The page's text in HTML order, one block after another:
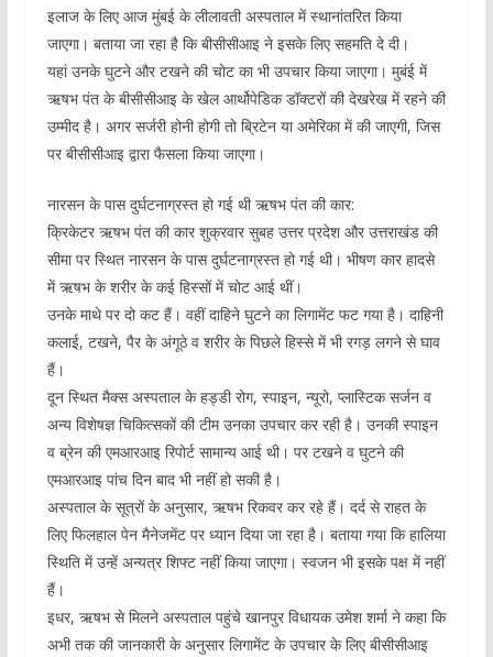
इलाज के लिए आज मुंबई के लीलावती अस्‍पताल में स्थानांतरित किया
जाएगा। बताया जा रहा है कि बीसीसीआइ ने इसके लिए सहमति दे दी।
यहां उनके घुटने और टखने की चोट का भी उपचार किया जाएगा। मुबंई में
ऋषभ पंत के बीसीसीआइ के खेल आर्थोपेडिक डॉक्‍टरों की देखरेख में रहने की
उम्मीद है। अगर सर्जरी होनी होगी तो ब्रिटेन या अमेरिका में की जाएगी, जिस
पर बीसीसीआइ द्वारा फैसला किया जाएगा।
नारसन के पास दुर्घटनाग्रस्त हो गई थी ऋषभ पंत की कार:
क्रिकेटर ऋषभ पंत की कार शुक्रवार सुबह उत्तर प्रदेश और उत्तराखंड की
सीमा पर स्थित नारसन के पास दुर्घटनाग्रस्त हो गई थी। भीषण कार हादसे
में ऋषभ के शरीर के कई हिस्सों में चोट आई थीं।
उनके माथे पर दो कट हैं। वहीं दाहिने घुटने का लिगामेंट फट गया है। दाहिनी
कलाई, टखने, पैर के अंगूठे व शरीर के पिछले हिस्से में भी रगड़ लगने से घाव
हैं।
दून स्थित मैक्स अस्पताल के हड्डी रोग, स्पाइन, न्यूरो, प्लास्टिक सर्जन व
अन्य विशेषज्ञ चिकित्सकों की टीम उनका उपचार कर रही है। उनकी स्पाइन
व ब्रेन की एमआरआइ रिपोर्ट सामान्य आई थी। पर टखने व घुटने की
एमआरआइ पांच दिन बाद भी नहीं हो सकी है।
अस्पताल के सूत्रों के अनुसार, ऋषभ रिकवर कर रहे हैं। दर्द से राहत के
लिए फिलहाल पेन मैनेजमेंट पर ध्यान दिया जा रहा है। बताया गया कि हालिया
स्थिति में उन्हें अन्यत्र शिफ्ट नहीं किया जाएगा। स्वजन भी इसके पक्ष में नहीं
हैं।
इधर, ऋषभ से मिलने अस्पताल पहुंचे खानपुर विधायक उमेश शर्मा ने कहा कि
अभी तक की जानकारी के अनुसार लिगामेंट के उपचार के लिए बीसीसीआइ